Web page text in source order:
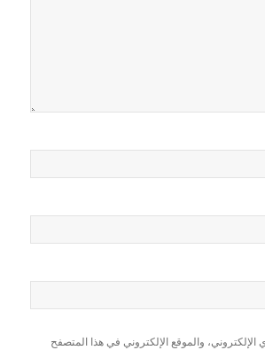
والموقع الإلكتروني في هذا المتصفح